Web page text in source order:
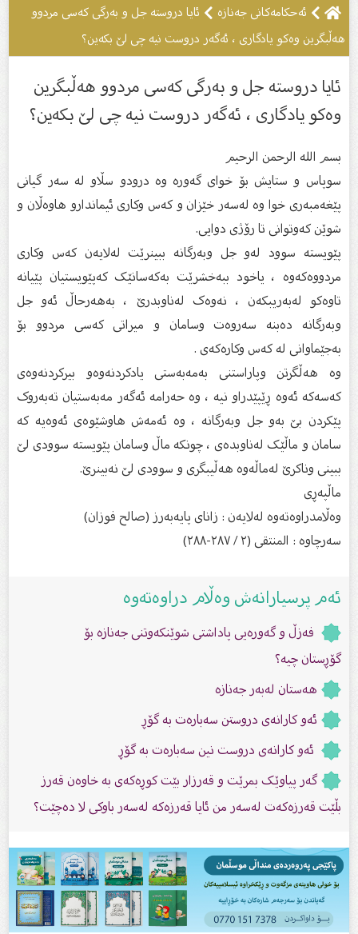
ئه‌حكامه‌كانى جه‌نازه‌
ئایا دروستە جل و بەرگی کەسی مردوو
هەڵبگرین وەکو یادگارى ، ئەگەر دروست نیە چی لێ بکەین؟
ئایا دروستە جل و بەرگی کەسی مردوو هەڵبگرین
وەکو یادگارى ، ئەگەر دروست نیە چی لێ بکەین؟
بسم الله الرحمن الرحیم
سوپاس و ستایش بۆ خواى گەورە وە درودو سڵاو لە سەر گیانى
پێغەمبەرى خوا وە لەسەر خێزان و كەس وكارى ئیماندارو هاوەڵان و
شوێن كەوتوانى تا رۆژى دوایى.
پێویستە سوود لەو جل وبەرگانە ببینرێت لەلایەن کەس وکاری
مردووەکەوە ، یاخود ببەخشرێت بەکەسانێک کەپێویستیان پێیانە
تاوەکو لەبەریبکەن ، نەوەک لەناوبدرێ ، بەهەرحاڵ ئەو جل
وبەرگانە دەبنە سەروەت وسامان و میراتی کەسی مردوو بۆ
بەجێماوانی لە کەس وکارەکەی .
وە هەڵگرتن وپاراستنی بەمەبەستی یادکردنەوەو بیرکردنەوەی
کەسەکە ئەوە ڕێپێدراو نیە ، وە حەرامە ئەگەر مەبەستیان تەبەروک
پێکردن بێ بەو جل وبەرگانە ، وە ئەمەش هاوشێوەی ئەوەیە کە
سامان و ماڵێک لەناوبدەی ، چونکە ماڵ وسامان پێویستە سوودی لێ
ببینی وناکرێ لەماڵەوە هەڵیبگری و سوودی لێ نەبینرێ.
ماڵپەڕی
وەڵامدراوەتەوە لەلایەن : زانای پایەبەرز (صالح فوزان)
سەرچاوە : المنتقی (۲ / ۲۸۷-۲۸۸)
ئەم پرسیارانەش وەڵام دراوەتەوە
فەزڵ و گەورەیی پاداشتی شوێنكەوتنی جەنازە بۆ
گۆڕستان چیه‌؟
هەستان لەبەر جەنازە
ئەو کارانەی دروستن سەبارەت بە گۆڕ
ئەو کارانەی دروست نین سەبارەت بە گۆڕ
گەر پیاوێک بمرێت و قەرزار بێت کوڕەکەى بە خاوەن قەرز
بڵێت قەرزەکەت لەسەر من ئایا قەرزەکە لەسەر باوکى لا دەچێت؟